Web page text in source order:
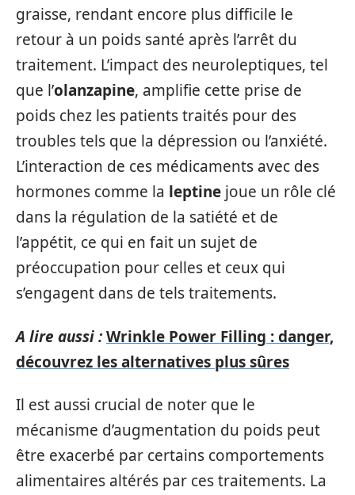
graisse, rendant encore plus difficile le
retour à un poids santé après l’arrêt du
traitement. L’impact des neuroleptiques, tel
que l’olanzapine, amplifie cette prise de
poids chez les patients traités pour des
troubles tels que la dépression ou l’anxiété.
L’interaction de ces médicaments avec des
hormones comme la leptine joue un rôle clé
dans la régulation de la satiété et de
l’appétit, ce qui en fait un sujet de
préoccupation pour celles et ceux qui
s’engagent dans de tels traitements.
A lire aussi :Wrinkle Power Filling : danger,
découvrez les alternatives plus sûres
Il est aussi crucial de noter que le
mécanisme d’augmentation du poids peut
être exacerbé par certains comportements
alimentaires altérés par ces traitements. La